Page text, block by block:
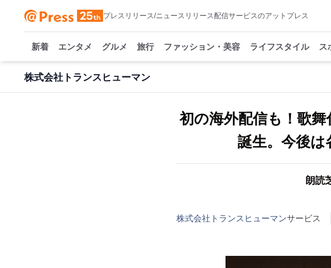
プレスリリース/ニュースリリース配信サービスのアットプレス
新着 エンタメ グルメ 旅行 ファッション・美容 ライフスタイル ス
株式会社トランスヒューマン
初の海外配信も！歌舞
誕生。今後は
朗読
株式会社トランスヒューマンサービス